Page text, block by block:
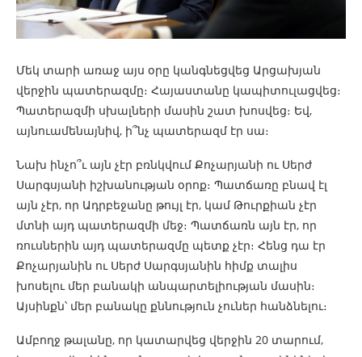
Մեկ տարի առաջ այս օրը կանգնեցվեց Արցախյան
վերջին պատերազմը։ Հայաստանը կապիտուլացվեց։
Պատերազմի սխալների մասին շատ խոսվեց։ Եվ,
այնուամենայնիվ, ի՞նչ պատերազմ էր սա։
Նախ ինչո՞ւ այն չէր բռնկվում Քոչարյանի ու Սերժ
Սարգսյանի իշխանության օրոք։ Պատճառը բնավ էլ
այն չէր, որ Ադրբեջանը թույլ էր, կամ Թուրքիան չէր
մտնի այդ պատերազմի մեջ։ Պատճառն այն էր, որ
ռուսներին այդ պատերազմը պետք չէր։ Հենց դա էր
Քոչարյանին ու Սերժ Սարգսյանին հիմք տալիս
խոսելու մեր բանակի անպարտելիության մասին։
Այսինքն՝ մեր բանակը քննություն չուներ հանձնելու։
Ամբողջ թալանը, որ կատարվեց վերջին 20 տարում,